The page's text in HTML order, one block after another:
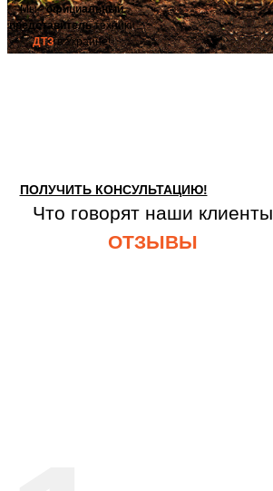
Мы -официальный
представительтехники
ДТЗв Украине!
ПОЛУЧИТЬ КОНСУЛЬТАЦИЮ!
Что говорят наши клиенты
ОТЗЫВЫ